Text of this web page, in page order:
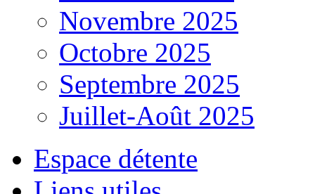
Novembre 2025
Octobre 2025
Septembre 2025
Juillet-Août 2025
Espace détente